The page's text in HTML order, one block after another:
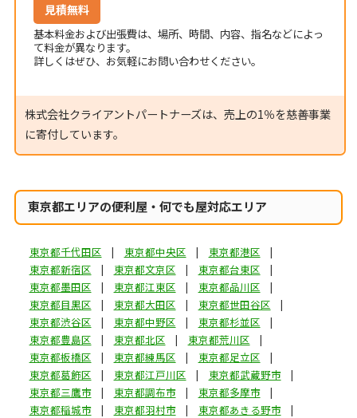
見積無料
基本料金および出張費は、場所、時間、内容、指名などによっ
て料金が異なります。
詳しくはぜひ、お気軽にお問い合わせください。
株式会社クライアントパートナーズは、売上の1％を慈善事業
に寄付しています。
東京都エリアの便利屋・何でも屋対応エリア
東京都千代田区 東京都中央区
東京都港区
東京都新宿区
東京都文京区
東京都台東区
東京都墨田区
東京都江東区
東京都品川区
東京都目黒区
東京都大田区
東京都世田谷区
東京都渋谷区
東京都中野区
東京都杉並区
東京都豊島区
東京都北区
東京都荒川区
東京都板橋区
東京都練馬区
東京都足立区
東京都葛飾区
東京都江戸川区
東京都武蔵野市
東京都三鷹市
東京都調布市
東京都多摩市
東京都稲城市
東京都羽村市
東京都あきる野市